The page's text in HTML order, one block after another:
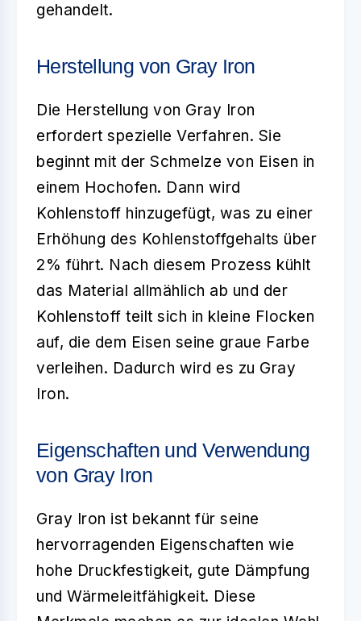
gehandelt.
Herstellung von Gray Iron
Die Herstellung von Gray Iron
erfordert spezielle Verfahren. Sie
beginnt mit der Schmelze von Eisen in
einem Hochofen. Dann wird
Kohlenstoff hinzugefügt, was zu einer
Erhöhung des Kohlenstoffgehalts über
2% führt. Nach diesem Prozess kühlt
das Material allmählich ab und der
Kohlenstoff teilt sich in kleine Flocken
auf, die dem Eisen seine graue Farbe
verleihen. Dadurch wird es zu Gray
Iron.
Eigenschaften und Verwendung
von Gray Iron
Gray Iron ist bekannt für seine
hervorragenden Eigenschaften wie
hohe Druckfestigkeit, gute Dämpfung
und Wärmeleitfähigkeit. Diese